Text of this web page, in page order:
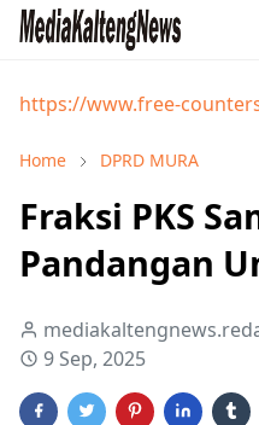
https://www.free-
Home DPRD MURA
Fraksi PKS
Pandangan
9 Sep, 2025